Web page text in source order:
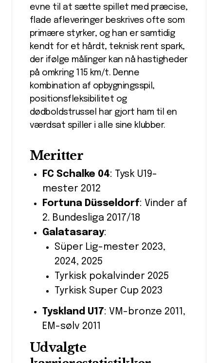
evne til at sætte spillet med præcise,
flade afleveringer beskrives ofte som
primære styrker, og han er samtidig
kendt for et hårdt, teknisk rent spark,
der ifølge målinger kan nå hastigheder
på omkring 115 km/t. Denne
kombination af opbygningsspil,
positionsfleksibilitet og
dødboldstrussel har gjort ham til en
værdsat spiller i alle sine klubber.
Meritter
FC Schalke 04: Tysk U19-
mester 2012
Fortuna Düsseldorf: Vinder af
2. Bundesliga 2017/18
Galatasaray:
Süper Lig-mester 2023,
2024, 2025
Tyrkisk pokalvinder 2025
Tyrkisk Super Cup 2023
Tyskland U17: VM-bronze 2011,
EM-sølv 2011
Udvalgte